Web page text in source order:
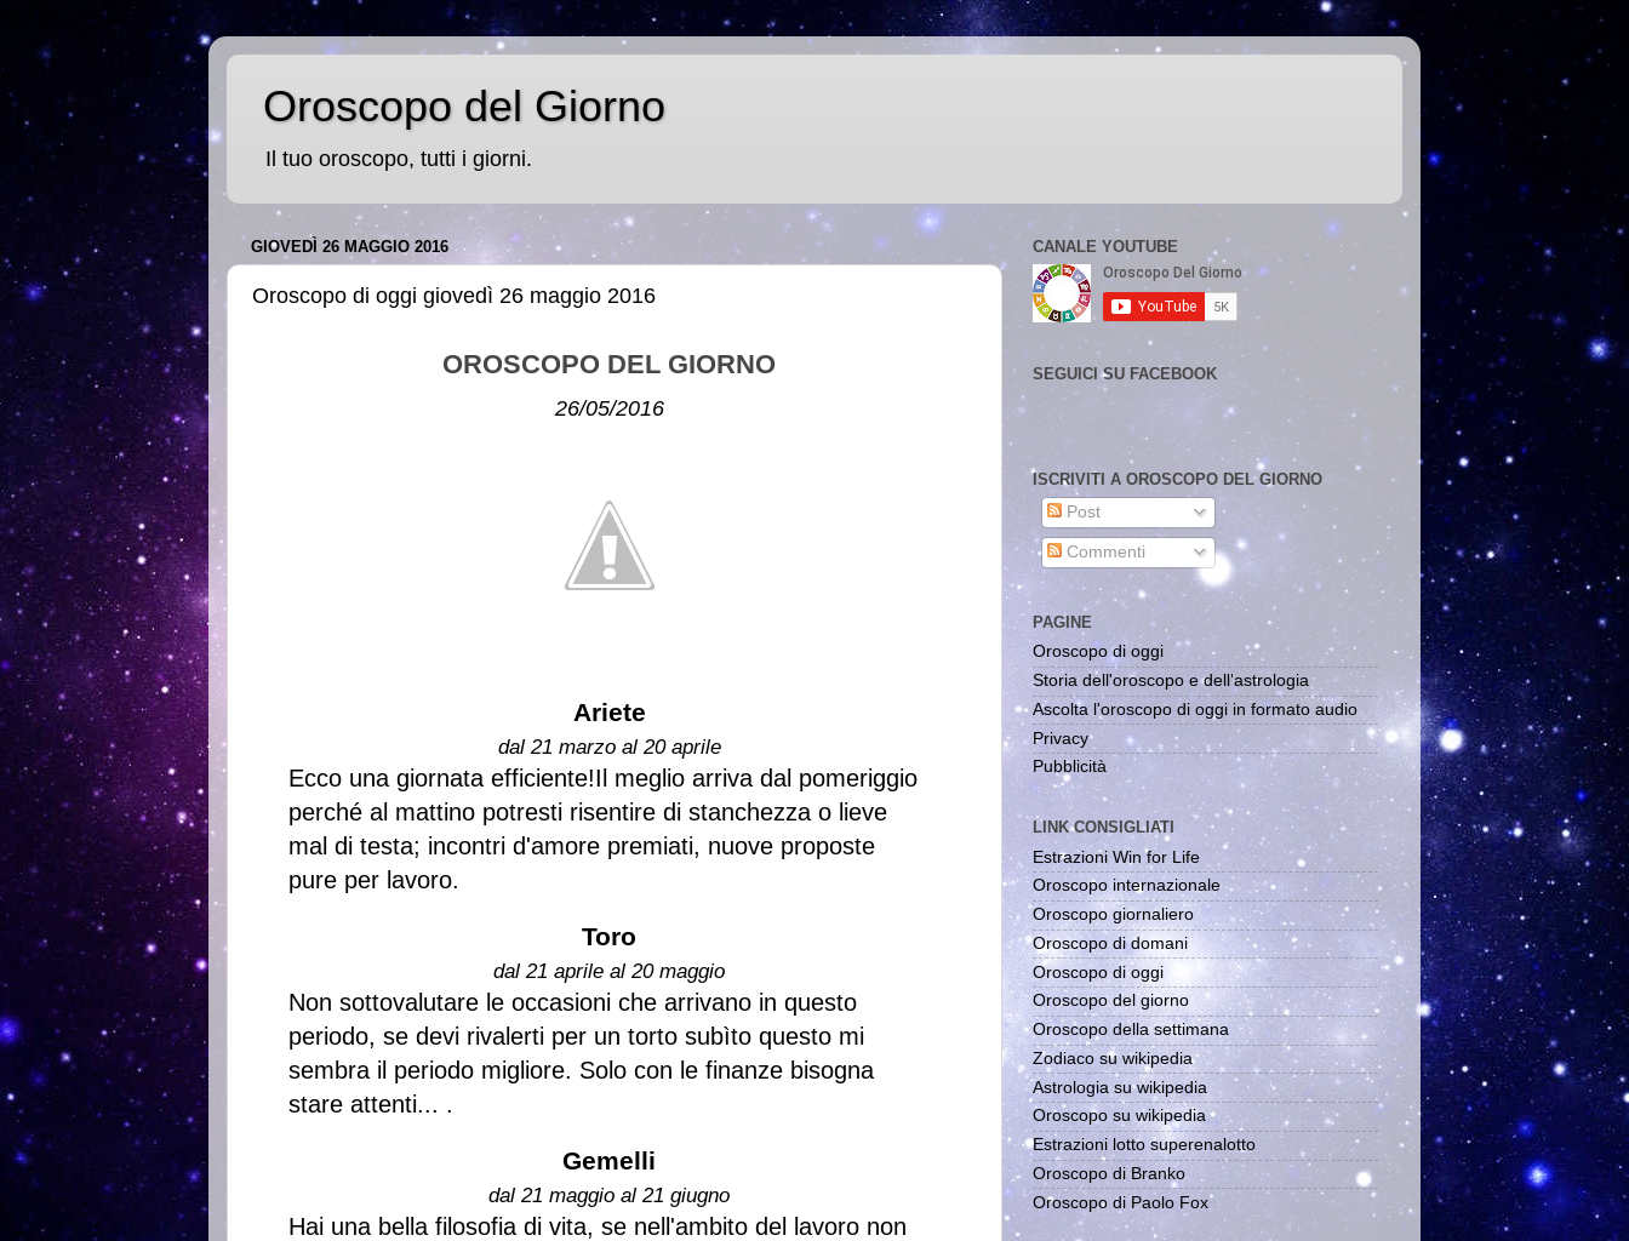
Oroscopo del Giorno
Il tuo oroscopo, tutti i giorni.
GIOVEDÌ 26 MAGGIO 2016
Oroscopo di oggi giovedì 26 maggio 2016
OROSCOPO DEL GIORNO
26/05/2016
Ariete
dal 21 marzo al 20 aprile
Ecco una giornata efficiente!Il meglio arriva dal pomeriggio
perché al mattino potresti risentire di stanchezza o lieve
mal di testa; incontri d'amore premiati, nuove proposte
pure per lavoro.
Toro
dal 21 aprile al 20 maggio
Non sottovalutare le occasioni che arrivano in questo
periodo, se devi rivalerti per un torto subìto questo mi
sembra il periodo migliore. Solo con le finanze bisogna
stare attenti... .
Gemelli
dal 21 maggio al 21 giugno
Hai una bella filosofia di vita, se nell'ambito del lavoro non
CANALE YOUTUBE
SEGUICI SU FACEBOOK
ISCRIVITI A OROSCOPO DEL GIORNO
Post
Commenti
PAGINE
Oroscopo di oggi
Storia dell'oroscopo e dell'astrologia
Ascolta l'oroscopo di oggi in formato audio
Privacy
Pubblicità
LINK CONSIGLIATI
Estrazioni Win for Life
Oroscopo internazionale
Oroscopo giornaliero
Oroscopo di domani
Oroscopo di oggi
Oroscopo del giorno
Oroscopo della settimana
Zodiaco su wikipedia
Astrologia su wikipedia
Oroscopo su wikipedia
Estrazioni lotto superenalotto
Oroscopo di Branko
Oroscopo di Paolo Fox